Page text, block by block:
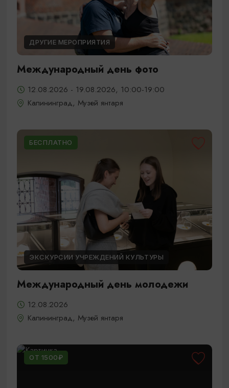
ДРУГИЕ МЕРОПРИЯТИЯ
Международный день фото
12.08.2026 - 19.08.2026, 10:00-19:00
Калининград, Музей янтаря
БЕСПЛАТНО
ЭКСКУРСИИ УЧРЕЖДЕНИЙ КУЛЬТУРЫ
Международный день молодежи
12.08.2026
Калининград, Музей янтаря
ОТ 1500₽